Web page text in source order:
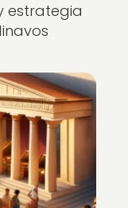
estrategia